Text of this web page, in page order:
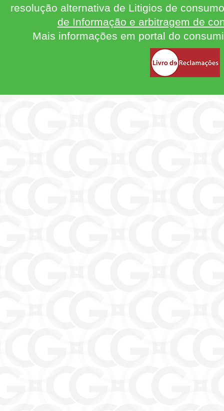
resolução alternativa de Litigios de
de Informação e arbitragem de
Mais informações em portal do